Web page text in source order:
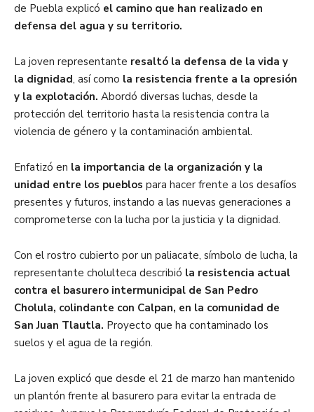
de Puebla explicó el camino que han realizado en
defensa del agua y su territorio.
La joven representante resaltó la defensa de la vida y
la dignidad, así como la resistencia frente a la opresión
y la explotación. Abordó diversas luchas, desde la
protección del territorio hasta la resistencia contra la
violencia de género y la contaminación ambiental.
Enfatizó en la importancia de la organización y la
unidad entre los pueblos para hacer frente a los desafíos
presentes y futuros, instando a las nuevas generaciones a
comprometerse con la lucha por la justicia y la dignidad.
Con el rostro cubierto por un paliacate, símbolo de lucha, la
representante cholulteca describió la resistencia actual
contra el basurero intermunicipal de San Pedro
Cholula, colindante con Calpan, en la comunidad de
San Juan Tlautla. Proyecto que ha contaminado los
suelos y el agua de la región.
La joven explicó que desde el 21 de marzo han mantenido
un plantón frente al basurero para evitar la entrada de